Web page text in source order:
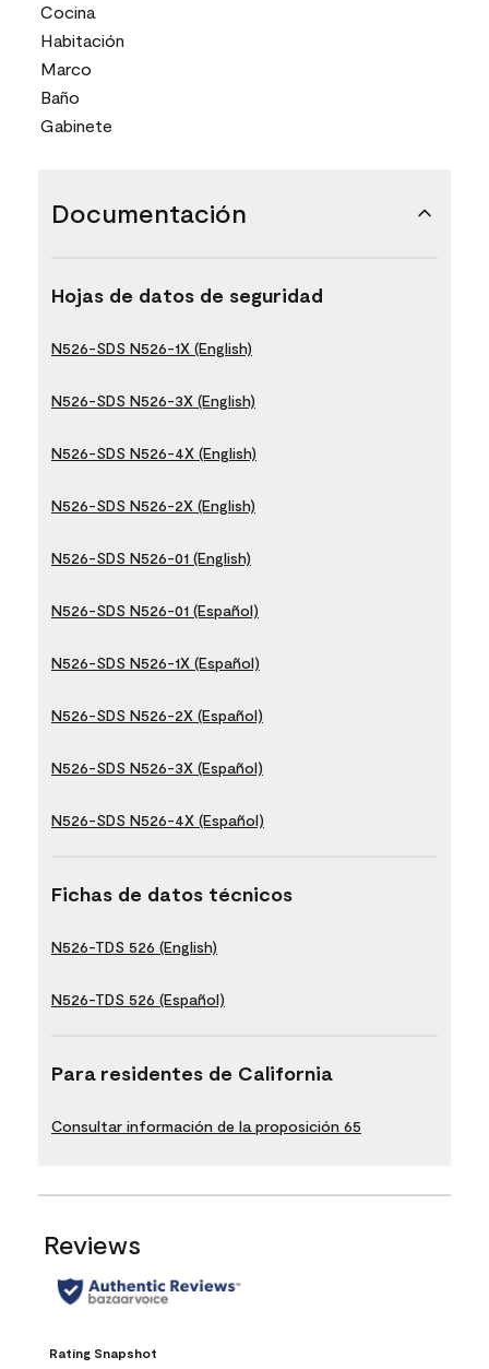
Cocina
Habitación
Marco
Baño
Gabinete
Documentación
Hojas de datos de seguridad
N526-SDS N526-1X (English)
N526-SDS N526-3X (English)
N526-SDS N526-4X (English)
N526-SDS N526-2X (English)
N526-SDS N526-01 (English)
N526-SDS N526-01 (Español)
N526-SDS N526-1X (Español)
N526-SDS N526-2X (Español)
N526-SDS N526-3X (Español)
N526-SDS N526-4X (Español)
Fichas de datos técnicos
N526-TDS 526 (English)
N526-TDS 526 (Español)
Para residentes de California
Consultar información de la proposición 65
Reviews
Rating Snapshot